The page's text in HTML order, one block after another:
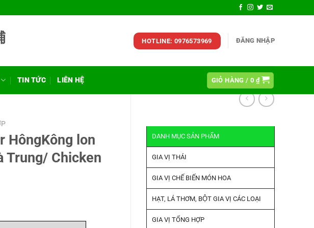
HOTLINE: 0976573969 ĐĂNG NHẬP
TIN TỨC LIÊN HỆ GIỎ HÀNG / 0 ₫
DANH MỤC SẢN PHẨM
GIA VỊ THÁI
GIA VỊ CHẾ BIẾN MÓN HOA
HẠT, LÁ THƠM, BỘT GIA VỊ CÁC LOẠI
GIA VỊ TỔNG HỢP
HôngKông lon
Trung/ Chicken